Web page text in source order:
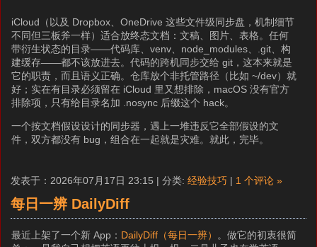
iCloud（以及 Dropbox、OneDrive 这些文件级同步盘，机制细节
不同但三板斧一样）适合放终态文档：文稿、图片、表格。任何
带衍生状态的目录——代码库、venv、node_modules、.git、构
建缓存——都不该放进去。代码的跨机同步交给 git，这本来就是
它的职责，而且语义正确。仓库放个非托管路径（比如 ~/dev）就
好；实在有目录必须留在 iCloud 里又想排除，macOS 没有官方
排除项，只有给目录名加 .nosync 后缀这个 hack。
一个按文档假设设计的同步器，遇上一堆违反它全部假设的文
件，双方都没有 bug，组合在一起就是灾难。就此，完毕。
发表于：2026年07月17日 23:15 | 分类: 经验技巧 | 1 个评论 »
每日一辨 DailyDiff
最近上架了一个新 App： DailyDiff（每日一辨）
。做它的初衷很简